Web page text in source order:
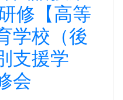
修【高等
学校（後
支援学
会